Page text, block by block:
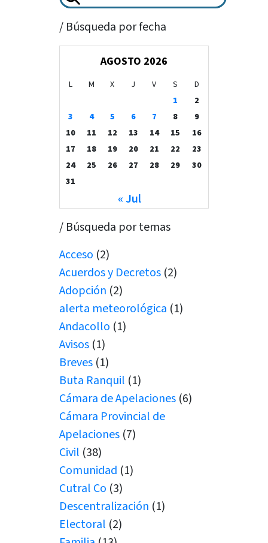
/ Búsqueda por fecha
AGOSTO 2026
L M X J V S
D
1
2
3
4 5 6 7 8
9
10
11 12 13 14 15
16
17
18 19 20 21 22
23
24
25 26 27 28 29
30
31
« Jul
/ Búsqueda por temas
Acceso (2)
Acuerdos y Decretos (2)
Adopción (2)
alerta meteorológica (1)
Andacollo (1)
Avisos (1)
Breves (1)
Buta Ranquil (1)
Cámara de Apelaciones (6)
Cámara Provincial de
Apelaciones (7)
Civil (38)
Comunidad (1)
Cutral Co (3)
Descentralización (1)
Electoral (2)